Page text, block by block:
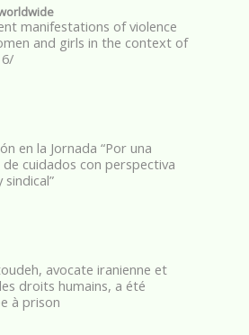
manifestations of violence
and girls in the context of
en la Jornada “Por una
cuidados con perspectiva
avocate iranienne et
droits humains, a été
à prison